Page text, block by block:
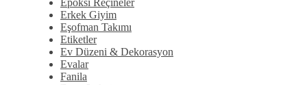
Erkek Giyim
Eşofman Takımı
Etiketler
Ev Düzeni & Dekorasyon
Evalar
Fanila